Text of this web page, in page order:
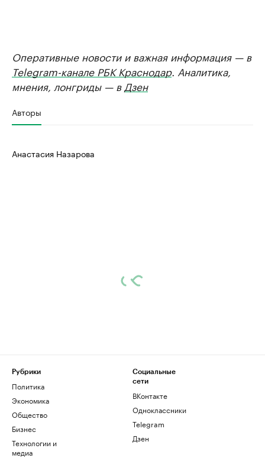
Оперативные новости и важная информация — в
Telegram-канале РБК Краснодар. Аналитика,
мнения, лонгриды — в Дзен
Авторы
Анастасия Назарова
Рубрики
Политика
Экономика
Общество
Бизнес
Технологии и
медиа
Социальные
сети
ВКонтакте
Одноклассники
Telegram
Дзен